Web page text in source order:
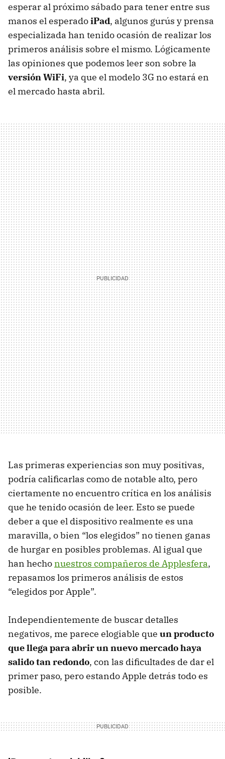
esperar al próximo sábado para tener entre sus
manos el esperadoiPad, algunos gurús y prensa
especializada han tenido ocasión de realizar los
primeros análisis sobre el mismo. Lógicamente
las opiniones que podemos leer son sobre la
versión WiFi, ya que el modelo 3G no estará en
el mercado hasta abril.
Las primeras experiencias son muy positivas,
podría calificarlas como de notable alto, pero
ciertamente no encuentro crítica en los análisis
que he tenido ocasión de leer. Esto se puede
deber a que el dispositivo realmente es una
maravilla, o bien “los elegidos” no tienen ganas
de hurgar en posibles problemas. Al igual que
han hechonuestros compañeros de Applesfera,
repasamos los primeros análisis de estos
“elegidos por Apple”.
Independientemente de buscar detalles
negativos, me parece elogiable que un producto
que llega para abrir un nuevo mercado haya
salido tan redondo, con las dificultades de dar el
primer paso, pero estando Apple detrás todo es
posible.